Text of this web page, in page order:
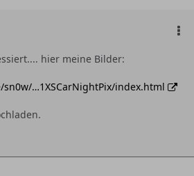
hier meine Bilder:
…1XSCarNightPix/index.html